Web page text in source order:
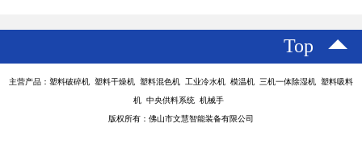
Top
主营产品：塑料破碎机 塑料干燥机 塑料混色机 工业冷水机 模温机 三机一体除湿机 塑料吸料
机 中央供料系统 机械手
版权所有：佛山市文慧智能装备有限公司